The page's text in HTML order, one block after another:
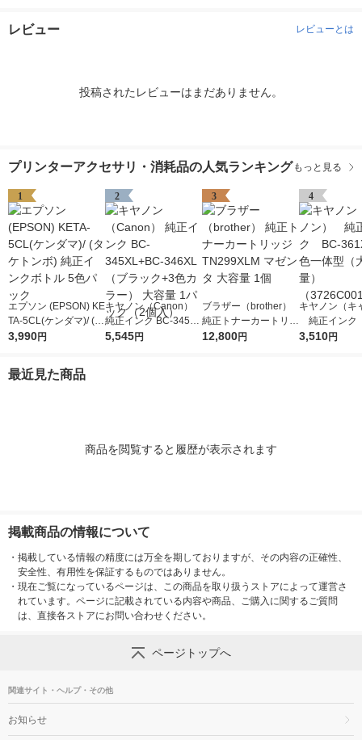
レビュー レビューとは
投稿されたレビューはまだありません。
プリンターアクセサリ・消耗品の人気ランキング もっと見る
1
エプソン (EPSON) KE
TA-5CL(ケンダマ)/ (タ
ケトンボ) 純正インク
3,990円
2
キヤノン（Canon）
純正インク BC-345XL
+BC-346XL （ブラッ
5,545円
3
ブラザー（brother）
純正トナーカートリッ
ジ TN299XLM マゼン
12,800円
4
キヤノン（キ
純正イン
1XL 3色一体
3,510円
最近見た商品
商品を閲覧すると履歴が表示されます
掲載商品の情報について
・ 掲載している情報の精度には万全を期しておりますが、その内容の正確性、
安全性、有用性を保証するものではありません。
・ 現在ご覧になっているページは、この商品を取り扱うストアによって運営さ
れています。ページに記載されている内容や商品、ご購入に関するご質問
は、直接各ストアにお問い合わせください。
ページトップへ
関連サイト・ヘルプ・その他
お知らせ